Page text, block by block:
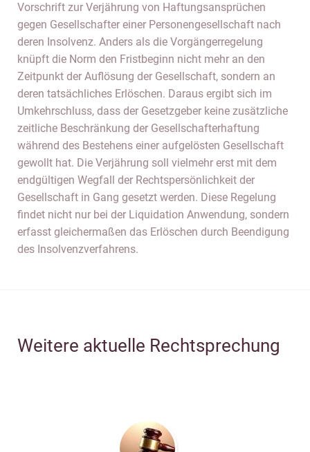
Vorschrift zur Verjährung von Haftungsansprüchen
gegen Gesellschafter einer Personengesellschaft nach
deren Insolvenz. Anders als die Vorgängerregelung
knüpft die Norm den Fristbeginn nicht mehr an den
Zeitpunkt der Auflösung der Gesellschaft, sondern an
deren tatsächliches Erlöschen. Daraus ergibt sich im
Umkehrschluss, dass der Gesetzgeber keine zusätzliche
zeitliche Beschränkung der Gesellschafterhaftung
während des Bestehens einer aufgelösten Gesellschaft
gewollt hat. Die Verjährung soll vielmehr erst mit dem
endgültigen Wegfall der Rechtspersönlichkeit der
Gesellschaft in Gang gesetzt werden. Diese Regelung
findet nicht nur bei der Liquidation Anwendung, sondern
erfasst gleichermaßen das Erlöschen durch Beendigung
des Insolvenzverfahrens.
Weitere aktuelle Rechtsprechung